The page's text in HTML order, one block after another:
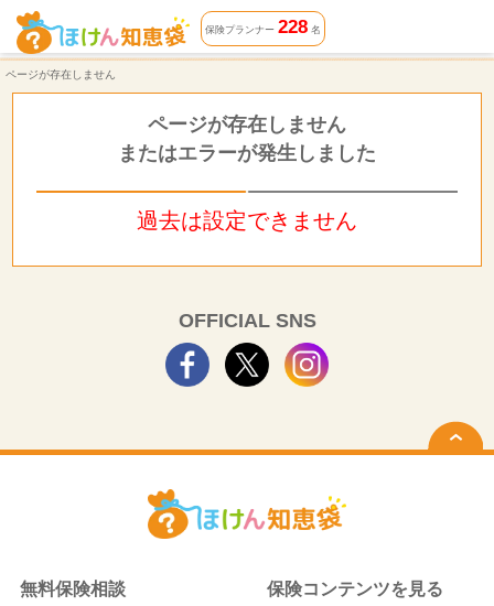
ページが存在しません | ほけん知恵袋
保険プランナー 228名
ページが存在しません
ページが存在しません
またはエラーが発生しました
過去は設定できません
OFFICIAL SNS
無料保険相談 保険コンテンツを見る